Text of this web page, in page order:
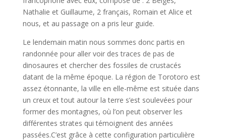
Nathalie et Guillaume, 2 français, Romain et Alice et
nous, et au passage on a pris leur guide.
Le lendemain matin nous sommes donc partis en
randonnée pour aller voir des traces de pas de
dinosaures et chercher des fossiles de crustacés
datant de la même époque. La région de Torotoro est
assez étonnante, la ville en elle-même est située dans
un creux et tout autour la terre s’est soulevées pour
former des montagnes, où l’on peut observer les
différentes strates qui témoignent des années
passées.C’est grâce à cette configuration particulière